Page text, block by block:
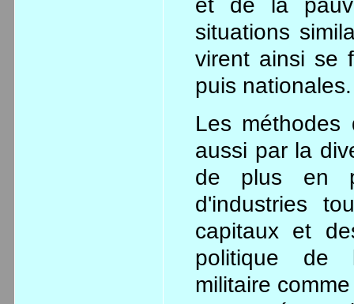
situations
virent ainsi se
puis nationales.
Les
aussi par la
de plus en
d'industries
capitaux et
politique de
militaire